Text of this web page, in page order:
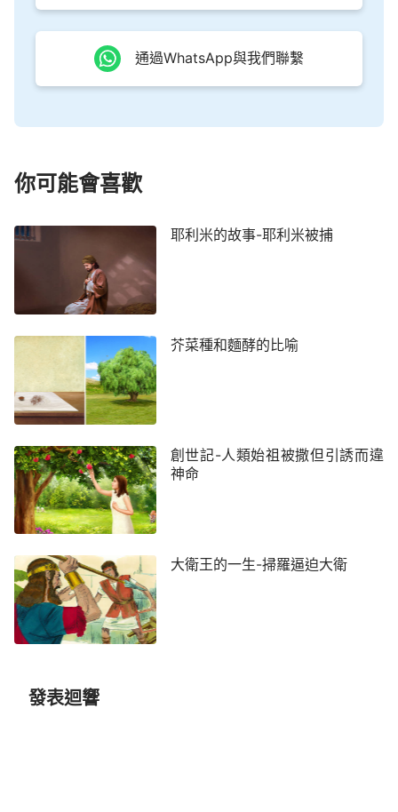
通過WhatsApp與我們聯繫
你可能會喜歡
耶利米的故事-耶利米被捕
芥菜種和麵酵的比喻
創世記-人類始祖被撒但引誘而違
神命
大衛王的一生-掃羅逼迫大衛
發表迴響